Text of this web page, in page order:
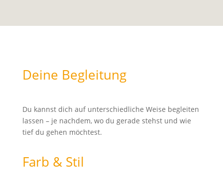
Deine Begleitung
Du kannst dich auf unterschiedliche Weise begleiten
lassen – je nachdem, wo du gerade stehst und wie
tief du gehen möchtest.
Farb & Stil